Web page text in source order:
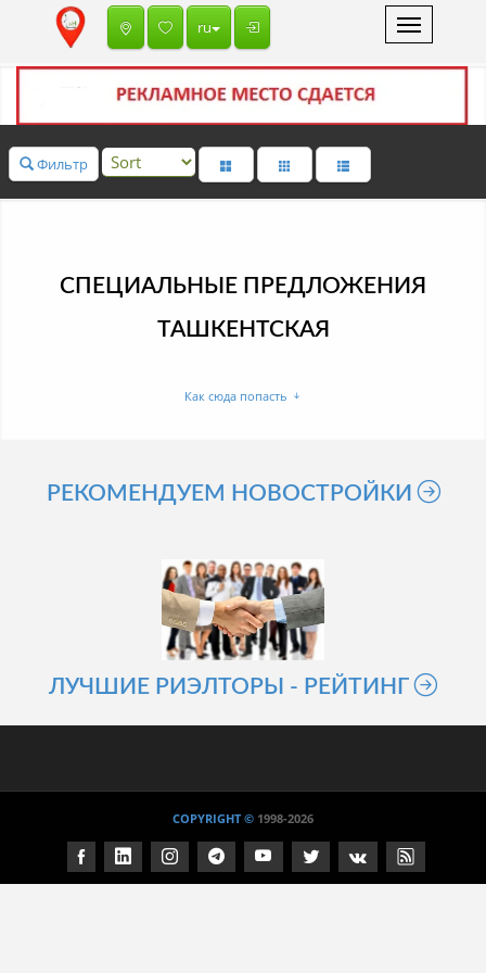
Toggle
navigation
ru
Фильтр
СПЕЦИАЛЬНЫЕ ПРЕДЛОЖЕНИЯ
ТАШКЕНТСКАЯ
Как сюда попасть
РЕКОМЕНДУЕМ НОВОСТРОЙКИ
ЛУЧШИЕ РИЭЛТОРЫ - РЕЙТИНГ
COPYRIGHT © 1998-2026